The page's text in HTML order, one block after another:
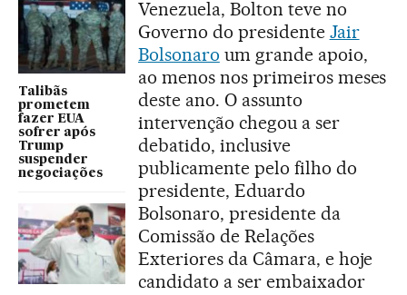
Talibãs
prometem
fazer EUA
sofrer após
Trump
suspender
negociações
Venezuela, Bolton teve no
Governo do presidente Jair
Bolsonaro um grande apoio,
ao menos nos primeiros meses
deste ano. O assunto
intervenção chegou a ser
debatido, inclusive
publicamente pelo filho do
presidente, Eduardo
Bolsonaro, presidente da
Comissão de Relações
Exteriores da Câmara, e hoje
candidato a ser embaixador